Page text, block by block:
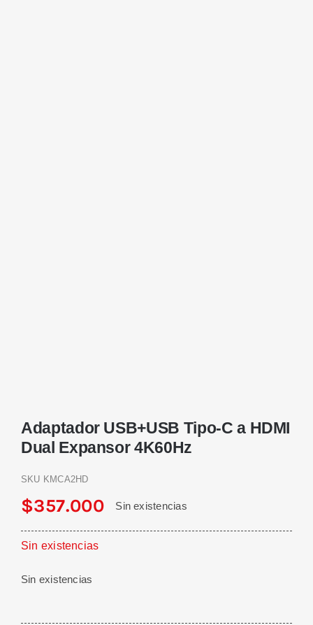
Adaptador USB+USB Tipo-C a HDMI
Dual Expansor 4K60Hz
SKU KMCA2HD
$357.000 Sin existencias
Sin existencias
Sin existencias